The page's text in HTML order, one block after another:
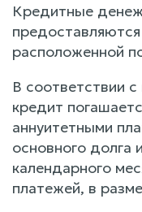
Кредитные
расположенной
В соответствии
кредит
аннуитетными
основного долга
календарного
платежей, в